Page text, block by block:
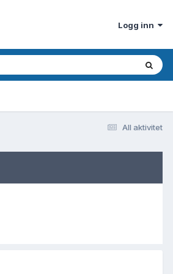
Logg inn
All aktivitet